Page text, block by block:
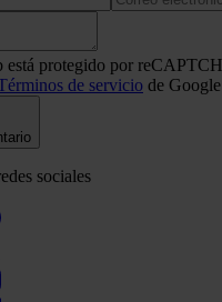
está protegido por
de servicio de
sociales